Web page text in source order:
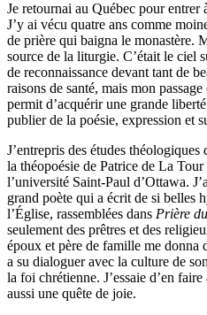
Je retournai au Québec pour entrer
J’y ai vécu quatre ans comme
de prière qui baigna le monastère.
source de la liturgie. C’était le ciel
de reconnaissance devant tant de
raisons de santé, mais mon
permit d’acquérir une grande
publier de la poésie, expression et
J’entrepris des études
la théopoésie de Patrice de La
l’université Saint-Paul d’Ottawa.
grand poète qui a écrit de si belles
l’Église, rassemblées dans Prière
seulement des prêtres et des
époux et père de famille me donna
a su dialoguer avec la culture de
la foi chrétienne. J’essaie d’en
aussi une quête de joie.